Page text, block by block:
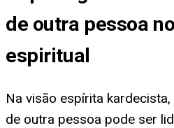
de outra pessoa
espiritual
Na visão espírita
de outra pessoa pode ser